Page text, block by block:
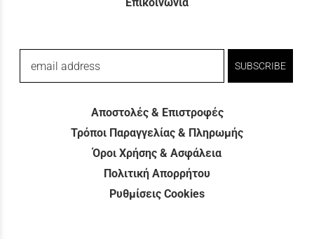
email address SUBSCRIBE
Αποστολές & Επιστροφές
Τρόποι Παραγγελίας & Πληρωμής
Όροι Χρήσης & Ασφάλεια
Πολιτική Απορρήτου
Ρυθμίσεις Cookies